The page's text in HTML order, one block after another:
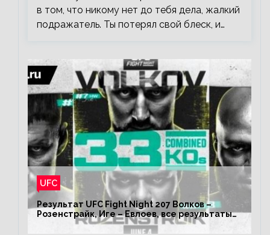
в том, что никому нет до тебя дела, жалкий
подражатель. Ты потерял свой блеск, и…
UFC
Результат UFC Fight Night 207 Волков –
Розенстрайк, Иге – Евлоев, все результаты
турнира ЮФС ФН 207